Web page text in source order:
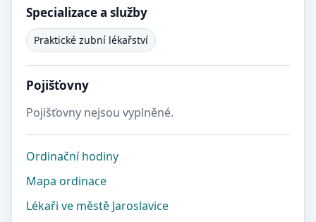
Specializace a služby
Praktické zubní lékařství
Pojišťovny
Pojišťovny nejsou vyplněné.
Ordinační hodiny
Mapa ordinace
Lékaři ve městě Jaroslavice